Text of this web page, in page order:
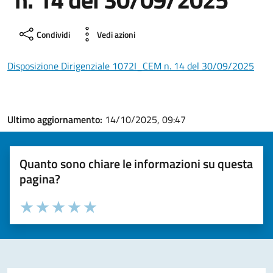
Condividi Vedi azioni
Disposizione Dirigenziale 1072I_CEM n. 14 del 30/09/2025
Ultimo aggiornamento: 14/10/2025, 09:47
Quanto sono chiare le informazioni su questa
pagina?
Valuta la chiarezza delle informazioni (da 1 a 5 stelle)
Seleziona il numero di stelle per valutare la chiarezza delle
Valuta 5 stelle su 5
Valuta 4 stelle su 5
Valuta 3 stelle su 5
Valuta 2 stelle su 5
Valuta 1 stelle su 5